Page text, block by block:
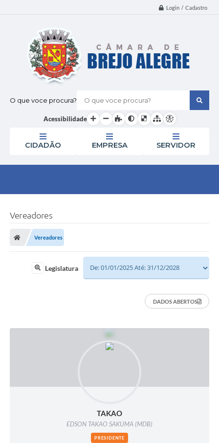
Login / Cadastro
O que voce procura?
Acessibilidade
CIDADÃO EMPRESA SERVIDOR
Vereadores
Vereadores
Legislatura
DADOS ABERTOS
TAKAO
EDSON TAKAO SAKUMA (MDB)
PRESIDENTE